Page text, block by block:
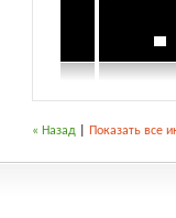
« Назад Показать все